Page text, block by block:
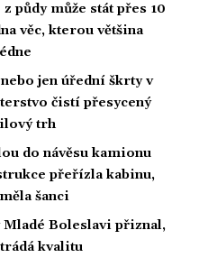
půdy může stát přes 10
věc, kterou většina
jen úřední škrty v
čistí přesycený
trh
do návěsu kamionu
přeřízla kabinu,
šanci
Boleslavi přiznal,
kvalitu